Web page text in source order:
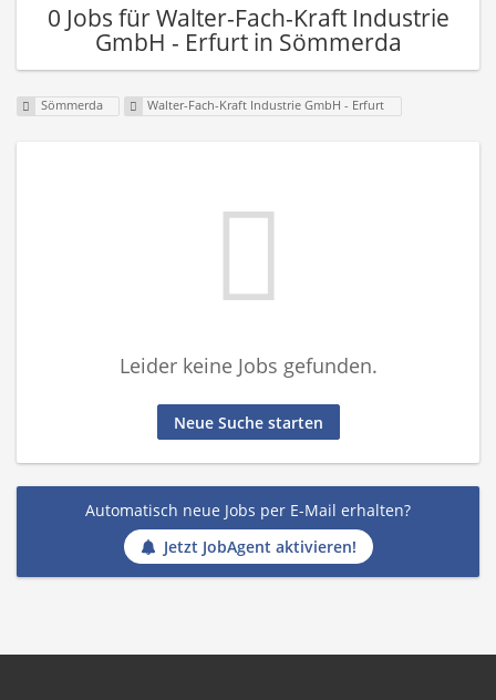
0 Jobs für Walter-Fach-Kraft Industrie
GmbH - Erfurt in Sömmerda
Sömmerda Walter-Fach-Kraft Industrie GmbH - Erfurt
Leider keine Jobs gefunden.
Neue Suche starten
Automatisch neue Jobs per E-Mail erhalten?
Jetzt JobAgent aktivieren!